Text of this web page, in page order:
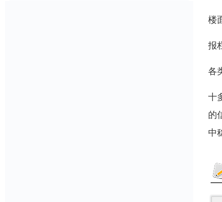
楼
报
各
十
的
中